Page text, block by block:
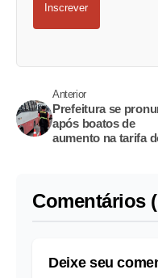
Inscrever
Anterior
Prefeitura se
após boatos de
aumento na tarifa
Comentários
Deixe seu